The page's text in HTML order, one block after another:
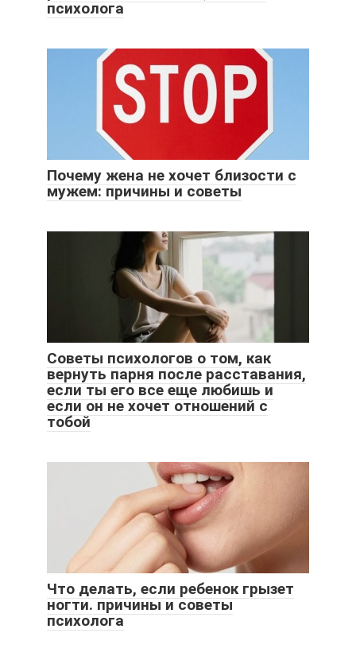
психолога
Почему жена не хочет близости с
мужем: причины и советы
Советы психологов о том, как
вернуть парня после расставания,
если ты его все еще любишь и
если он не хочет отношений с
тобой
Что делать, если ребенок грызет
ногти. причины и советы
психолога